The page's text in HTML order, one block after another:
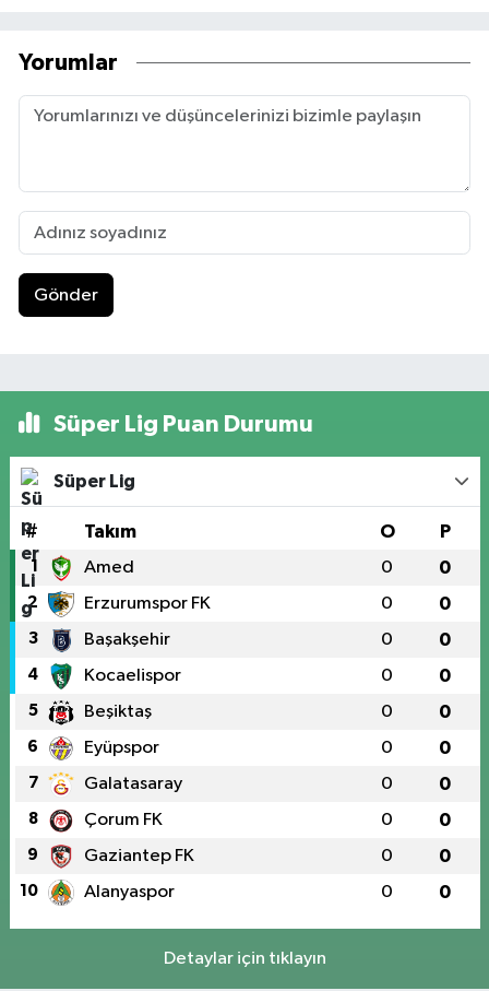
Yorumlar
Gönder
Süper Lig Puan Durumu
Süper Lig
# Takım O P
1 Amed 0 0
2 Erzurumspor FK 0 0
3 Başakşehir 0 0
4 Kocaelispor 0 0
5 Beşiktaş 0 0
6 Eyüpspor 0 0
7 Galatasaray 0 0
8 Çorum FK 0 0
9 Gaziantep FK 0 0
10 Alanyaspor 0 0
Detaylar için tıklayın